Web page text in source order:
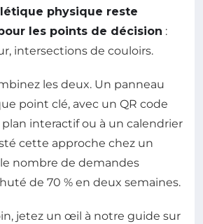
physique reste
les points de décision :
intersections de couloirs.
les deux. Un panneau
point clé, avec un QR code
interactif ou à un calendrier
cette approche chez un
nombre de demandes
de 70 % en deux semaines.
jetez un œil à notre guide sur